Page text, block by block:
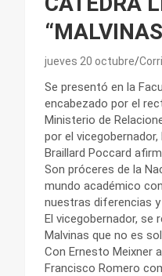
jueves 20 octubre
Se presentó en la
encabezado por el
Ministerio de
por el
Braillard Poccard
Son próceres de la
mundo académico
nuestras diferencias y
El vicegobernador, se
Malvinas que no es
Con Ernesto Meixner
Francisco Romero